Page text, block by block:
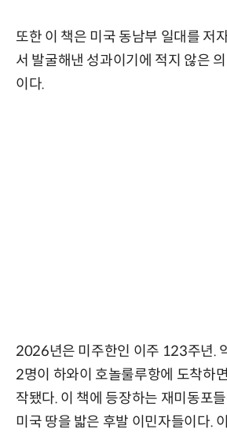
또한 이 책은 미국 동남부 일대를 저
서 발굴해낸 성과이기에 적지 않은
이다.
2026년은 미주한인 이주 123주년.
2명이 하와이 호놀룰루항에 도착하
작됐다. 이 책에 등장하는 재미동포
미국 땅을 밟은 후발 이민자들이다.